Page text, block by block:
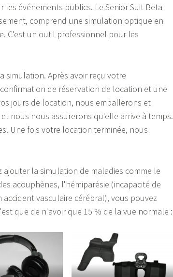
événements publics. Le Senior Suit Beta
comprend une simulation optique en
C'est un outil professionnel pour les
simulation. Après avoir reçu votre
de réservation de location et une
jours de location, nous emballerons et
nous nous assurerons qu'elle arrive à temps.
Une fois votre location terminée, nous
ajouter la simulation de maladies comme le
acouphènes, l'hémiparésie (incapacité de
vasculaire cérébral), vous pouvez
que de n'avoir que 15 % de la vue normale :